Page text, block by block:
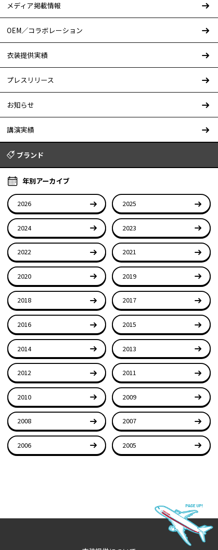
メディア掲載情報
OEM／コラボレーション
衣装提供実績
プレスリリース
お知らせ
講演実績
ブランド
年別アーカイブ
2026 2025
2024 2023
2022 2021
2020 2019
2018 2017
2016 2015
2014 2013
2012 2011
2010 2009
2008 2007
2006 2005